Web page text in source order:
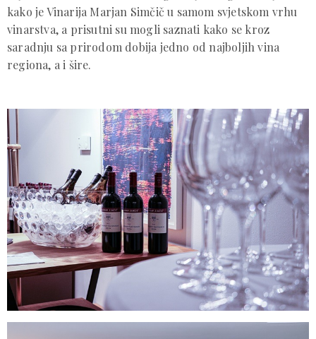
kako je Vinarija Marjan Simčič u samom svjetskom vrhu
vinarstva, a prisutni su mogli saznati kako se kroz
saradnju sa prirodom dobija jedno od najboljih vina
regiona, a i šire.